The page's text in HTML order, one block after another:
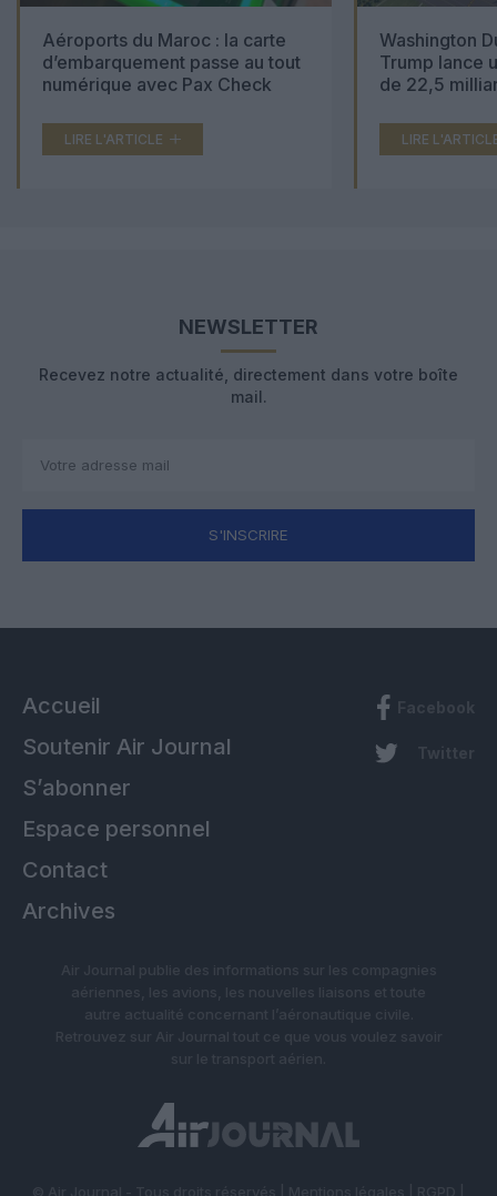
Aéroports du Maroc : la carte
d’embarquement passe au tout
numérique avec Pax Check
LIRE L'ARTICLE
Washington
Trump lance
de 22,5
LIRE
NEWSLETTER
Recevez notre actualité, directement dans votre boîte
mail.
S'INSCRIRE
Accueil
Soutenir Air Journal
S’abonner
Espace personnel
Contact
Archives